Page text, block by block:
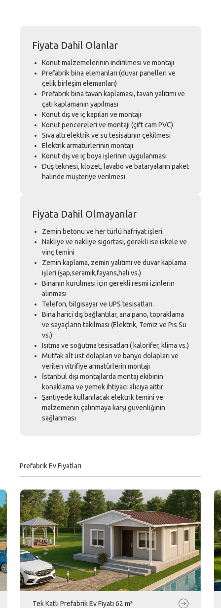
Fiyata Dahil Olanlar
Konut malzemelerinin indirilmesi ve montajı
Prefabrik bina elemanları (duvar panelleri ve
çelik birleşim elemanları)
Prefabrik bina tavan kaplaması, tavan yalıtımı ve
çatı kaplamanın yapılması
Konut dış ve iç kapıları ve montajı
Konut pencereleri ve montajı (çift cam PVC)
Sıva altı elektrik ve su tesisatının çekilmesi
Elektrik armatürlerinin montajı
Konut dış ve iç boya işlerinin uygulanması
Duş teknesi, klozet, lavabo ve bataryaların paket
halinde müşteriye verilmesi
Fiyata Dahil Olmayanlar
Zemin betonu ve her türlü hafriyat işleri.
Nakliye ve nakliye sigortası, gerekli ise iskele ve
vinç temini
Zemin kaplama, zemin yalıtımı ve duvar kaplama
işleri (şap,seramik,fayans,halı vs.)
Binanın kurulması için gerekli resmi izinlerin
alınması
Telefon, bilgisayar ve UPS tesisatları.
Bina harici dış bağlantılar, ana pano, topraklama
ve sayaçların takılması (Elektrik, Temiz ve Pis Su
vs.)
Isıtma ve soğutma tesisatları ( kalorifer, klima vs.)
Mutfak alt üst dolapları ve banyo dolapları ve
verilen vitrifiye armatürlerin montajı
İstanbul dışı montajlarda montaj ekibinin
konaklama ve yemek ihtiyacı alıcıya aittir
Şantiyede kullanılacak elektrik temini ve
malzemenin çalınmaya karşı güvenliğinin
sağlanması
Prefabrik Ev Fiyatları
Tek Katlı Prefabrik Ev Fiyatı 62 m²